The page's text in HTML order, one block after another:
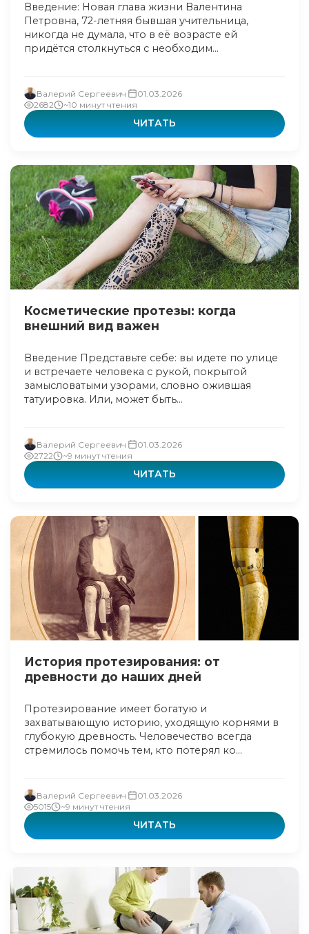
Введение: Новая глава жизни Валентина
Петровна, 72-летняя бывшая учительница,
никогда не думала, что в её возрасте ей
придётся столкнуться с необходим...
Валерий Сергеевич
01.03.2026
2682
~10 минут чтения
ЧИТАТЬ
Косметические протезы: когда
внешний вид важен
Введение Представьте себе: вы идете по улице
и встречаете человека с рукой, покрытой
замысловатыми узорами, словно ожившая
татуировка. Или, может быть...
Валерий Сергеевич
01.03.2026
2722
~9 минут чтения
ЧИТАТЬ
История протезирования: от
древности до наших дней
Протезирование имеет богатую и
захватывающую историю, уходящую корнями в
глубокую древность. Человечество всегда
стремилось помочь тем, кто потерял ко...
Валерий Сергеевич
01.03.2026
5015
~9 минут чтения
ЧИТАТЬ